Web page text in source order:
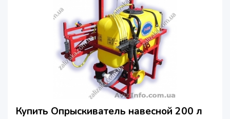
Купить Опрыскиватель навесной 200 л